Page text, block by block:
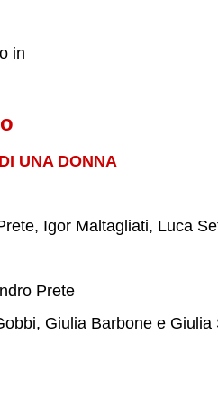
in
UNA DONNA
Igor Maltagliati, Luca
Prete
Giulia Barbone e Giulia